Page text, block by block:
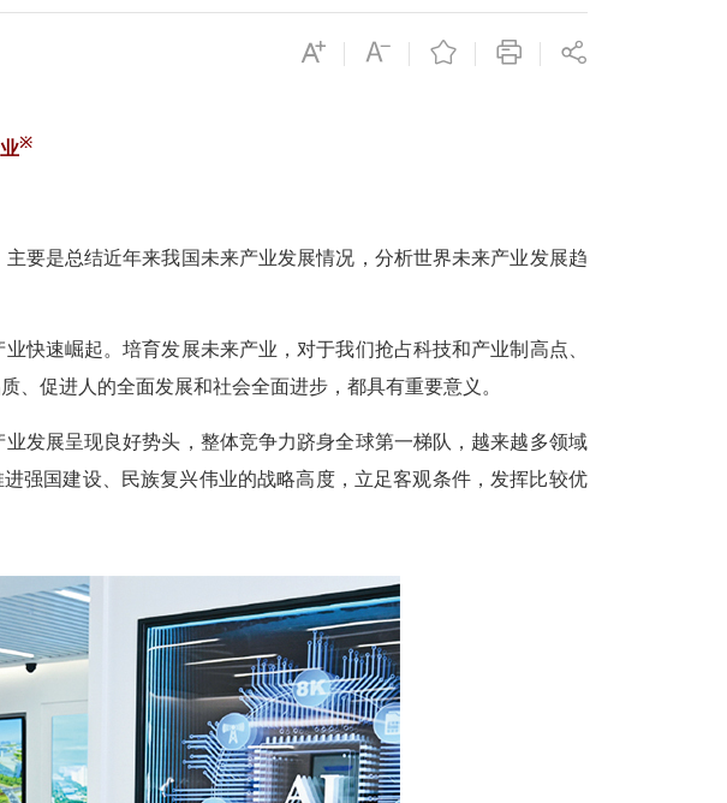
※
是总结近年来我国未来产业发展情况，分析世界未来产业发展趋
速崛起。培育发展未来产业，对于我们抢占科技和产业制高点、
促进人的全面发展和社会全面进步，都具有重要意义。
展呈现良好势头，整体竞争力跻身全球第一梯队，越来越多领域
强国建设、民族复兴伟业的战略高度，立足客观条件，发挥比较优